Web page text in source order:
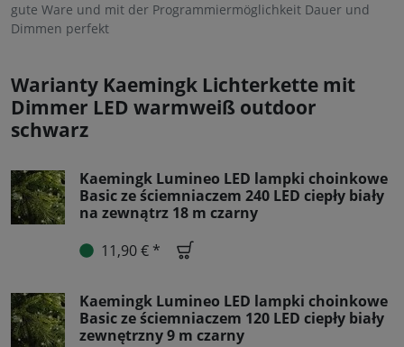
gute Ware und mit der Programmiermöglichkeit Dauer und
Dimmen perfekt
Warianty Kaemingk Lichterkette mit
Dimmer LED warmweiß outdoor
schwarz
Kaemingk Lumineo LED lampki choinkowe
Basic ze ściemniaczem 240 LED ciepły biały
na zewnątrz 18 m czarny
11,90 € *
Kaemingk Lumineo LED lampki choinkowe
Basic ze ściemniaczem 120 LED ciepły biały
zewnętrzny 9 m czarny